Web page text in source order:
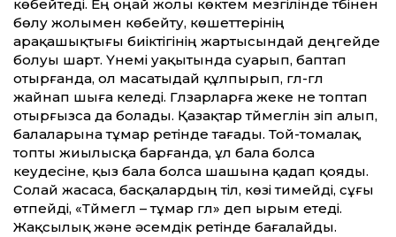
көбейтеді. Ең оңай жолы көктем мезгілінде түбінен
бөлу жолымен көбейту, көшеттерінің
арақашықтығы биіктігінің жартысындай деңгейде
болуы шарт. Үнемі уақытында суарып, баптап
отырғанда, ол масатыдай құлпырып, гүл-гүл
жайнап шыға келеді. Гүлзарларға жеке не топтап
отырғызса да болады. Қазақтар түймегүлін үзіп алып,
балаларына тұмар ретінде тағады. Той-томалақ,
топты жиылысқа барғанда, ұл бала болса
кеудесіне, қыз бала болса шашына қадап қояды.
Солай жасаса, басқалардың тіл, көзі тимейді, сұғы
өтпейді, «Түймегүл – тұмар гүл» деп ырым етеді.
Жақсылық және әсемдік ретінде бағалайды.